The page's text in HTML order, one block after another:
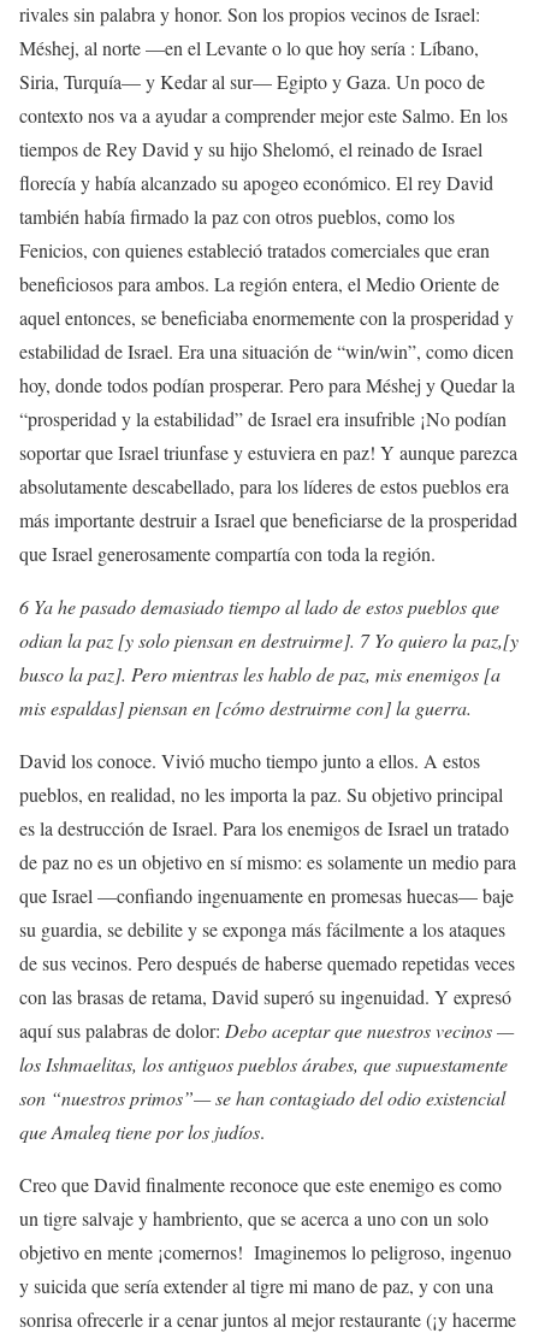
rivales sin palabra y honor. Son los propios vecinos de Israel:
Méshej, al norte —en el Levante o lo que hoy sería : Líbano,
Siria, Turquía— y Kedar al sur— Egipto y Gaza. Un poco de
contexto nos va a ayudar a comprender mejor este Salmo. En los
tiempos de Rey David y su hijo Shelomó, el reinado de Israel
florecía y había alcanzado su apogeo económico. El rey David
también había firmado la paz con otros pueblos, como los
Fenicios, con quienes estableció tratados comerciales que eran
beneficiosos para ambos. La región entera, el Medio Oriente de
aquel entonces, se beneficiaba enormemente con la prosperidad y
estabilidad de Israel. Era una situación de “win/win”, como dicen
hoy, donde todos podían prosperar. Pero para Méshej y Quedar la
“prosperidad y la estabilidad” de Israel era insufrible ¡No podían
soportar que Israel triunfase y estuviera en paz! Y aunque parezca
absolutamente descabellado, para los líderes de estos pueblos era
más importante destruir a Israel que beneficiarse de la prosperidad
que Israel generosamente compartía con toda la región.
6 Ya he pasado demasiado tiempo al lado de estos pueblos que
odian la paz [y solo piensan en destruirme]. 7 Yo quiero la paz,[y
busco la paz]. Pero mientras les hablo de paz, mis enemigos [a
mis espaldas] piensan en [cómo destruirme con] la guerra.
David los conoce. Vivió mucho tiempo junto a ellos. A estos
pueblos, en realidad, no les importa la paz. Su objetivo principal
es la destrucción de Israel. Para los enemigos de Israel un tratado
de paz no es un objetivo en sí mismo: es solamente un medio para
que Israel —confiando ingenuamente en promesas huecas— baje
su guardia, se debilite y se exponga más fácilmente a los ataques
de sus vecinos. Pero después de haberse quemado repetidas veces
con las brasas de retama, David superó su ingenuidad. Y expresó
aquí sus palabras de dolor: Debo aceptar que nuestros vecinos —
los Ishmaelitas, los antiguos pueblos árabes, que supuestamente
son “nuestros primos”— se han contagiado del odio existencial
que Amaleq tiene por los judíos.
Creo que David finalmente reconoce que este enemigo es como
un tigre salvaje y hambriento, que se acerca a uno con un solo
objetivo en mente ¡comernos! Imaginemos lo peligroso, ingenuo
y suicida que sería extender al tigre mi mano de paz, y con una
sonrisa ofrecerle ir a cenar juntos al mejor restaurante (¡y hacerme